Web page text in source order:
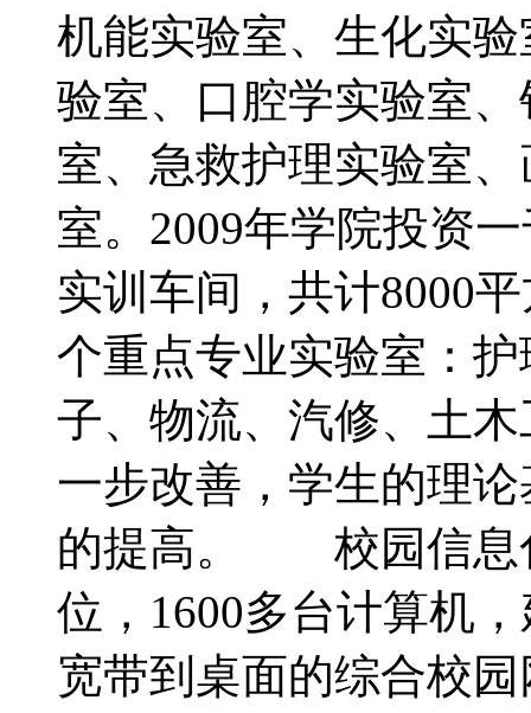
机能实验室、生化实
验室、口腔学实验室
室、急救护理实验室
室。2009年学院投资
实训车间，共计8000
个重点专业实验室：
子、物流、汽修、土
一步改善，学生的理
的提高。 校园信息
位，1600多台计算机
宽带到桌面的综合校